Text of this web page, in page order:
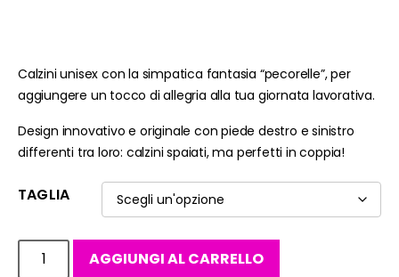
Calzini unisex con la simpatica fantasia “pecorelle”, per
aggiungere un tocco di allegria alla tua giornata lavorativa.
Design innovativo e originale con piede destro e sinistro
differenti tra loro: calzini spaiati, ma perfetti in coppia!
TAGLIA
AGGIUNGI AL CARRELLO